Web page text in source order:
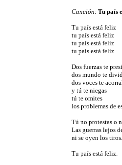
Canción: Tu país
Tu país está feliz
tu país está feliz
tu país está feliz
tu país está feliz
Dos fuerzas te
dos mundo te
dos voces te
y tú te niegas
tú te omites
los problemas de
Tú no protestas o
Las guerras lejos
ni se oyen los tiros.
Tu país está feliz.